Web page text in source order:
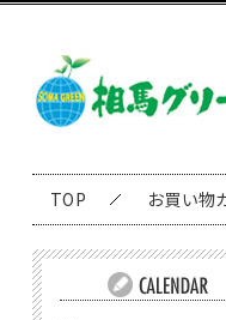
TOP お買い物